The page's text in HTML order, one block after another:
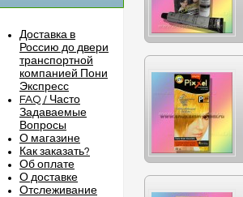
Доставка в
Россию до двери
транспортной
компанией Пони
Экспресс
FAQ / Часто
Задаваемые
Вопросы
О магазине
Как заказать?
Об оплате
О доставке
Отслеживание